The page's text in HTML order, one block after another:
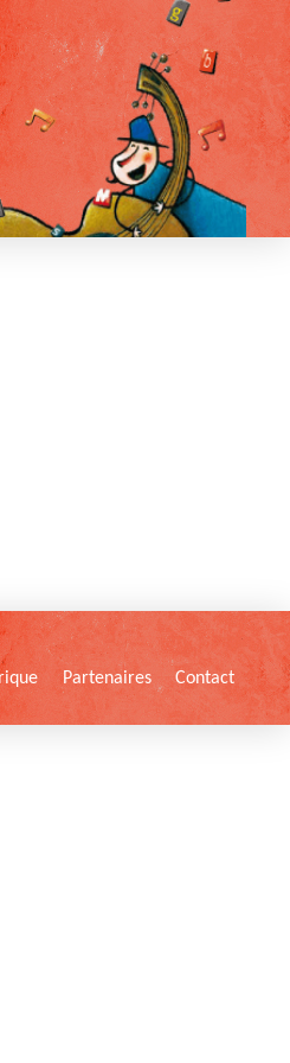
Partenaires Contact